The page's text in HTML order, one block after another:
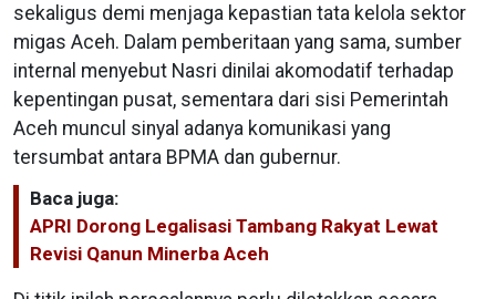
sekaligus demi menjaga kepastian tata kelola sektor
migas Aceh. Dalam pemberitaan yang sama, sumber
internal menyebut Nasri dinilai akomodatif terhadap
kepentingan pusat, sementara dari sisi Pemerintah
Aceh muncul sinyal adanya komunikasi yang
tersumbat antara BPMA dan gubernur.
Baca juga:
APRI Dorong Legalisasi Tambang Rakyat Lewat
Revisi Qanun Minerba Aceh